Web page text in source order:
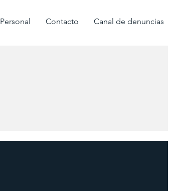
Personal Contacto Canal de denuncias